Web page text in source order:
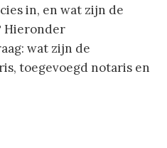
in, en wat zijn de
Hieronder
wat zijn de
toegevoegd notaris en